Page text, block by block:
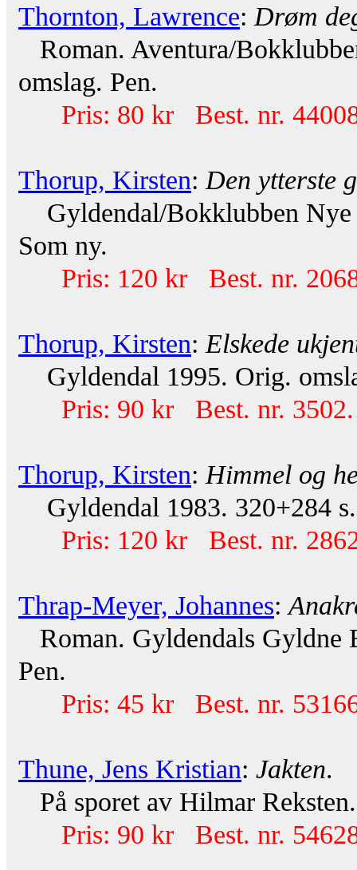
Thornton, Lawrence: Drøm
Roman. Aventura/
omslag. Pen.
Pris: 80 kr Best. nr.
Thorup, Kirsten: Den ytterste
Gyldendal/Bokklubben Nye
Som ny.
Pris: 120 kr Best. nr.
Thorup, Kirsten: Elskede
Gyldendal 1995. Orig.
Pris: 90 kr Best. nr. 3502.
Thorup, Kirsten: Himmel og
Gyldendal 1983. 320+284
Pris: 120 kr Best. nr.
Thrap-Meyer, Johannes:
Roman. Gyldendals Gyldne
Pen.
Pris: 45 kr Best. nr.
Thune, Jens Kristian: Jakten.
På sporet av Hilmar
Pris: 90 kr Best. nr.